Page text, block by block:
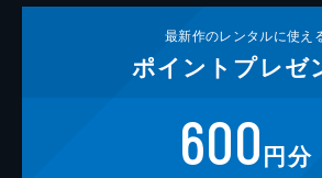
最新作のレンタルに使え
ポイント プレゼ
600円分